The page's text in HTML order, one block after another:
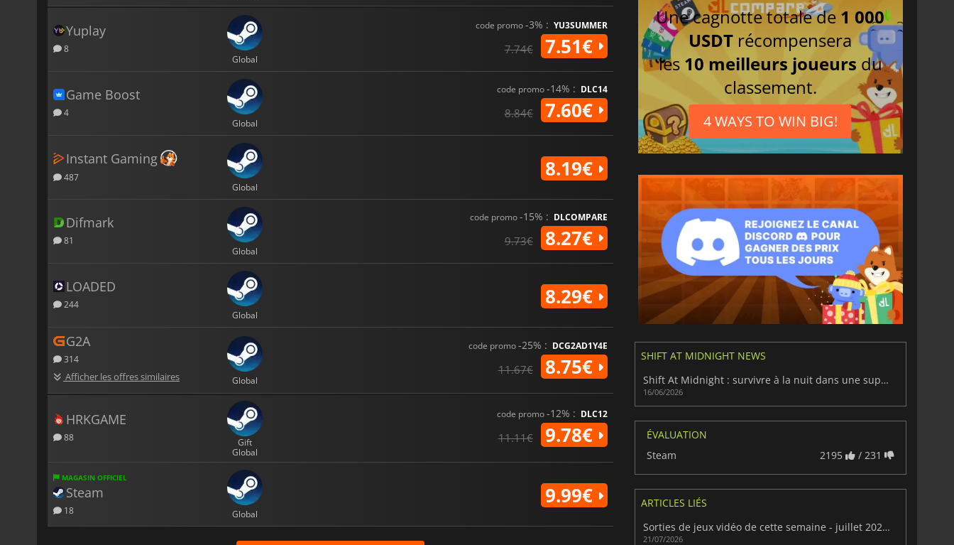
Yuplay
8
Global
code promo-3% : YU3SUMMER
7.74€ 7.51€
Game Boost
4
Global
code promo-14% : DLC14
8.84€ 7.60€
Instant Gaming
487
Global
8.19€
Difmark
81
Global
code promo-15% : DLCOMPARE
9.73€ 8.27€
LOADED
244
Global
8.29€
G2A
314
Afficher les offres similaires Global
code promo-25% : DCG2AD1Y4E
11.67€ 8.75€
HRKGAME
88
Gift
Global
code promo-12% : DLC12
11.11€ 9.78€
MAGASIN OFFICIEL
Steam
18 Global
9.99€
Une cagnotte totale de 1 000
USDT récompensera
les 10 meilleurs joueurs du
classement.
4 WAYS TO WIN BIG!
SHIFT AT MIDNIGHT NEWS
Shift At Midnight : survivre à la nuit dans une supérette hantée
16/06/2026
ÉVALUATION
Steam
2195 / 231
ARTICLES LIÉS
Sorties de jeux vidéo de cette semaine - juillet 2026 (semaine 30)
21/07/2026